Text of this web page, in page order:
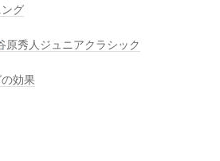
グ
原秀人ジュニアクラシック
効果